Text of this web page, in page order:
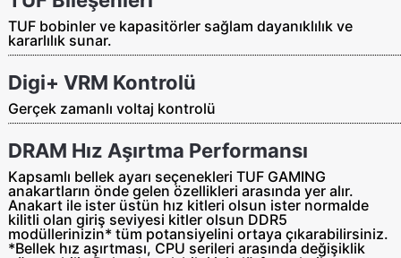
TUF bobinler ve kapasitörler sağlam dayanıklılık ve
kararlılık sunar.
Digi+ VRM Kontrolü
Gerçek zamanlı voltaj kontrolü
DRAM Hız Aşırtma Performansı
Kapsamlı bellek ayarı seçenekleri TUF GAMING
anakartların önde gelen özellikleri arasında yer alır.
Anakart ile ister üstün hız kitleri olsun ister normalde
kilitli olan giriş seviyesi kitler olsun DDR5
modüllerinizin* tüm potansiyelini ortaya çıkarabilirsiniz.
*Bellek hız aşırtması, CPU serileri arasında değişiklik